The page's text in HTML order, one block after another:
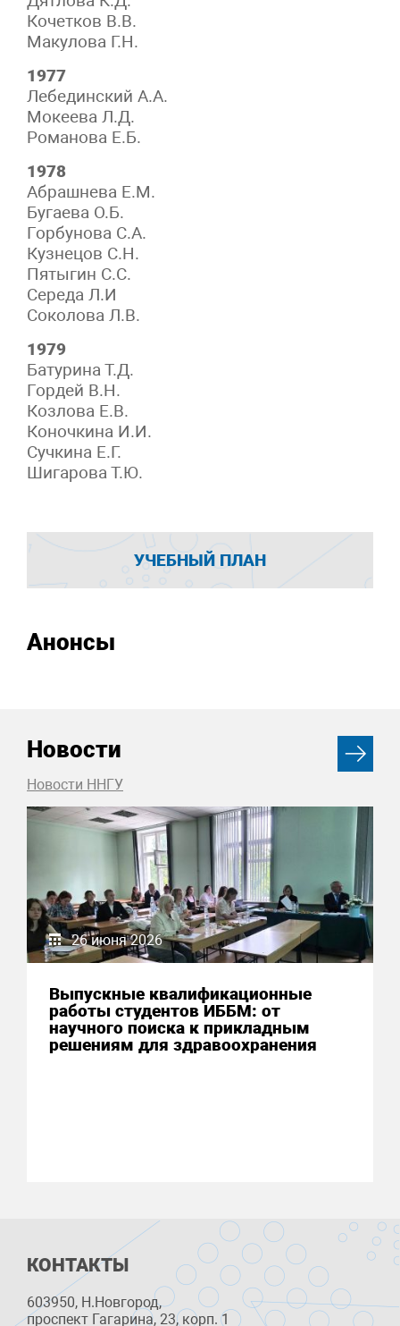
Кочетков В.В.
Макулова Г.Н.
1977
Лебединский А.А.
Мокеева Л.Д.
Романова Е.Б.
1978
Абрашнева Е.М.
Бугаева О.Б.
Горбунова С.А.
Кузнецов С.Н.
Пятыгин С.С.
Середа Л.И
Соколова Л.В.
1979
Батурина Т.Д.
Гордей В.Н.
Козлова Е.В.
Коночкина И.И.
Сучкина Е.Г.
Шигарова Т.Ю.
УЧЕБНЫЙ ПЛАН
Анонсы
Новости
Новости ННГУ
26 июня 2026
Выпускные квалификационные
работы студентов ИББМ: от
научного поиска к прикладным
решениям для здравоохранения
КОНТАКТЫ
603950, Н.Новгород,
проспект Гагарина, 23, корп. 1